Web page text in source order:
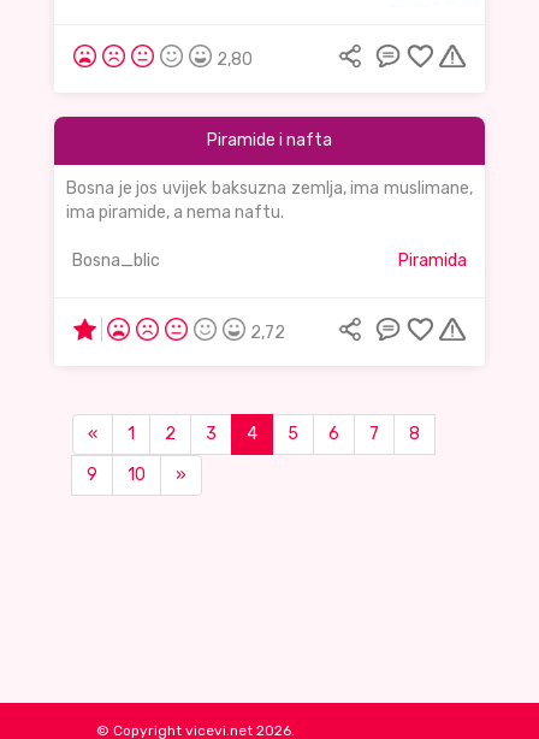
2,80
Piramide i nafta
Bosna je jos uvijek baksuzna zemlja, ima muslimane,
ima piramide, a nema naftu.
Bosna_blic Piramida
2,72
« 1 2 3 4 5 6 7
8
9
10 »
© Copyright vicevi.net 2026.